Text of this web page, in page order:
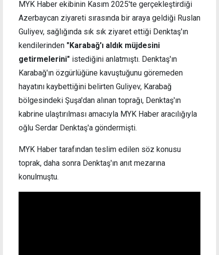
MYK Haber ekibinin Kasım 2025'te gerçekleştirdiği
Azerbaycan ziyareti sırasında bir araya geldiği Ruslan
Guliyev, sağlığında sık sık ziyaret ettiği Denktaş'ın
kendilerinden "Karabağ'ı aldık müjdesini
getirmelerini" istediğini anlatmıştı. Denktaş'ın
Karabağ'ın özgürlüğüne kavuştuğunu göremeden
hayatını kaybettiğini belirten Guliyev, Karabağ
bölgesindeki Şuşa'dan alınan toprağı, Denktaş'ın
kabrine ulaştırılması amacıyla MYK Haber aracılığıyla
oğlu Serdar Denktaş'a göndermişti.
MYK Haber tarafından teslim edilen söz konusu
toprak, daha sonra Denktaş'ın anıt mezarına
konulmuştu.